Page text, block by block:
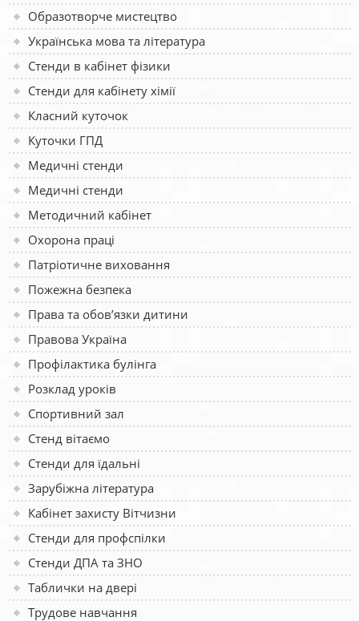
Образотворче мистецтво
Українська мова та література
Стенди в кабінет фізики
Стенди для кабінету хімії
Класний куточок
Куточки ГПД
Медичні стенди
Медичні стенди
Методичний кабінет
Охорона праці
Патріотичне виховання
Пожежна безпека
Права та обов’язки дитини
Правова Україна
Профілактика булінга
Розклад уроків
Спортивний зал
Стенд вітаємо
Стенди для їдальні
Зарубіжна література
Кабінет захисту Вітчизни
Стенди для профспілки
Стенди ДПА та ЗНО
Таблички на двері
Трудове навчання